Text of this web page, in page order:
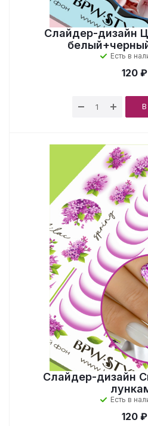
Слайдер-дизайн
Есть в
120 ₽
В
Слайдер-дизайн
Есть в
120 ₽